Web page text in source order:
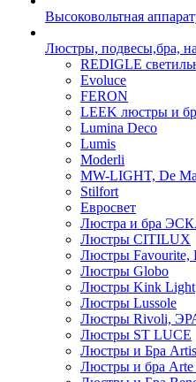
Высоковольтная
Люстры, подвесы,бра,
REDIGLE
Evoluce
FERON
LEEK люстры и
Lumina Deco
Lumis
Moderli
MW-LIGHT, De
Stilfort
Евросвет
Люстра и бра
Люстры CITILUX
Люстры Favourite,
Люстры Globo
Люстры Kink Light
Люстры Lussole
Люстры Rivoli,
Люстры ST LUCE
Люстры и Бра
Люстры и бра Arte